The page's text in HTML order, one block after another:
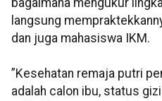
bagaimana mengukur
langsung
dan juga mahasiswa IKM.
”Kesehatan remaja putri
adalah calon ibu, status